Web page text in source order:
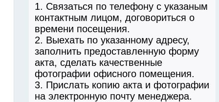
1. Связаться по телефону с указаным
контактным лицом, договориться о
времени посещения.
2. Выехать по указанному адресу,
заполнить предоставленную форму
акта, сделать качественные
фотографии офисного помещения.
3. Прислать копию акта и фотографии
на электронную почту менеджера.